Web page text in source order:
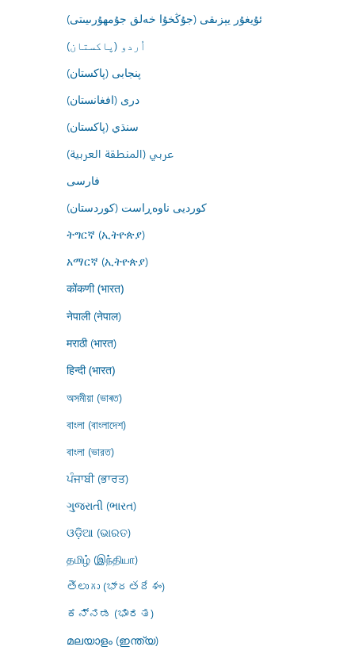
ئۇيغۇر يېزىقى (جۇڭخۇا خەلق جۇمھۇرىيىتى)
اُردو (پاکستان)
پنجابی (پاکستان)
درى (افغانستان)
سنڌي (پاکستان)
عربي (المنطقة العربية)
فارسى
کوردیی ناوەڕاست (کوردستان)
ትግርኛ (ኢትዮጵያ)
አማርኛ (ኢትዮጵያ)
कोंकणी (भारत)
नेपाली (नेपाल)
मराठी (भारत)
हिन्दी (भारत)
অসমীয়া (ভাৰত)
বাংলা (বাংলাদেশ)
বাংলা (ভারত)
ਪੰਜਾਬੀ (ਭਾਰਤ)
ગુજરાતી (ભારત)
ଓଡ଼ିଆ (ଭାରତ)
தமிழ் (இந்தியா)
తెలుగు (భారతదేశం)
ಕನ್ನಡ (ಭಾರತ)
മലയാളം (ഇന്ത്യ)